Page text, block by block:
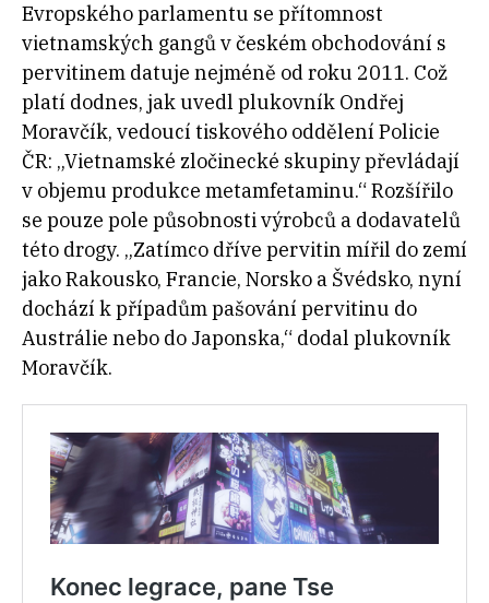
Evropského parlamentu se přítomnost
vietnamských gangů v českém obchodování s
pervitinem datuje nejméně od roku 2011. Což
platí dodnes, jak uvedl plukovník Ondřej
Moravčík, vedoucí tiskového oddělení Policie
ČR: „Vietnamské zločinecké skupiny převládají
v objemu produkce metamfetaminu.“ Rozšířilo
se pouze pole působnosti výrobců a dodavatelů
této drogy. „Zatímco dříve pervitin mířil do zemí
jako Rakousko, Francie, Norsko a Švédsko, nyní
dochází k případům pašování pervitinu do
Austrálie nebo do Japonska,“ dodal plukovník
Moravčík.